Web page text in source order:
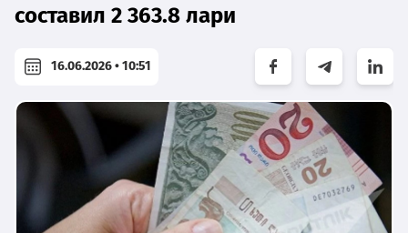
составил 2 363.8 лари
16.06.2026 • 10:51